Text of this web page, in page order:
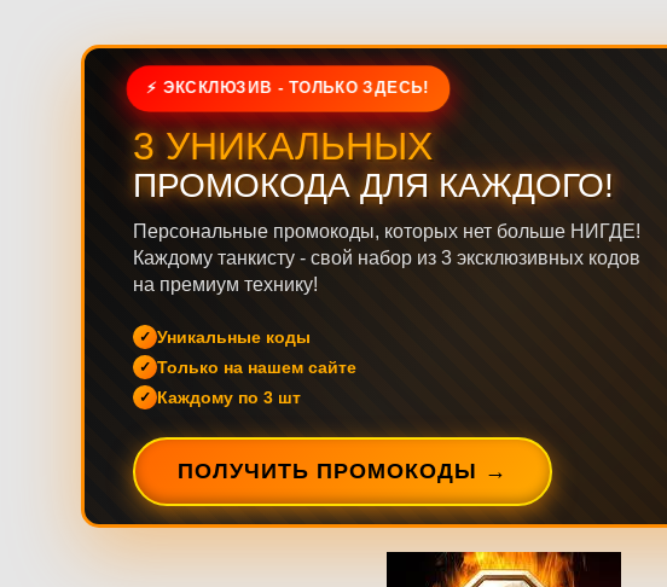
⚡ ЭКСКЛЮЗИВ - ТОЛЬКО ЗДЕСЬ!
3 УНИКАЛЬНЫХ
ПРОМОКОДА ДЛЯ КАЖДОГО!
Персональные промокоды, которых нет больше НИГДЕ!
Каждому танкисту - свой набор из 3 эксклюзивных кодов
на премиум технику!
Уникальные коды
Только на нашем сайте
Каждому по 3 шт
ПОЛУЧИТЬ ПРОМОКОДЫ →